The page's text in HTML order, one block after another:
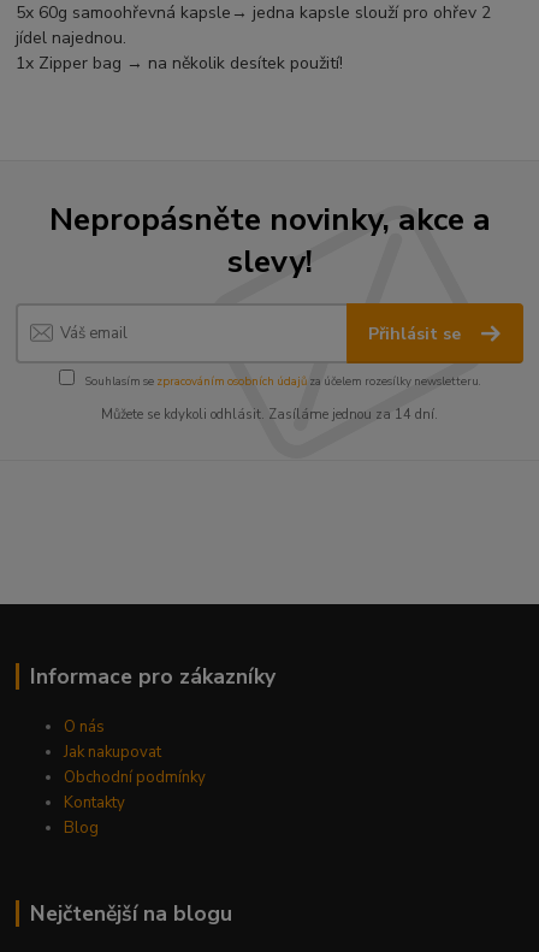
5x 60g samoohřevná kapsle→ jedna kapsle slouží pro ohřev 2
jídel najednou.
1x Zipper bag → na několik desítek použití!
Nepropásněte novinky, akce a
slevy!
Přihlásit se
Souhlasím se zpracováním osobních údajůza účelem rozesílky newsletteru.
Můžete se kdykoli odhlásit. Zasíláme jednou za 14 dní.
Informace pro zákazníky
O nás
Jak nakupovat
Obchodní podmínky
Kontakty
Blog
Nejčtenější na blogu